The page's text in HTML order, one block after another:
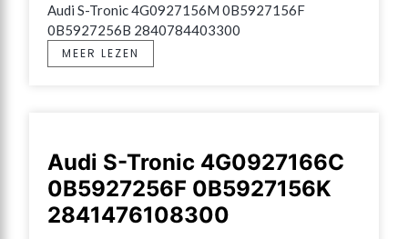
Audi S-Tronic 4G0927156M 0B5927156F
0B5927256B 2840784403300
MEER LEZEN
Audi S-Tronic 4G0927166C
0B5927256F 0B5927156K
2841476108300